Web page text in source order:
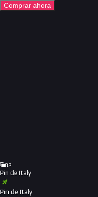
Comprar ahora
82
Pin de Italy
Pin de Italy